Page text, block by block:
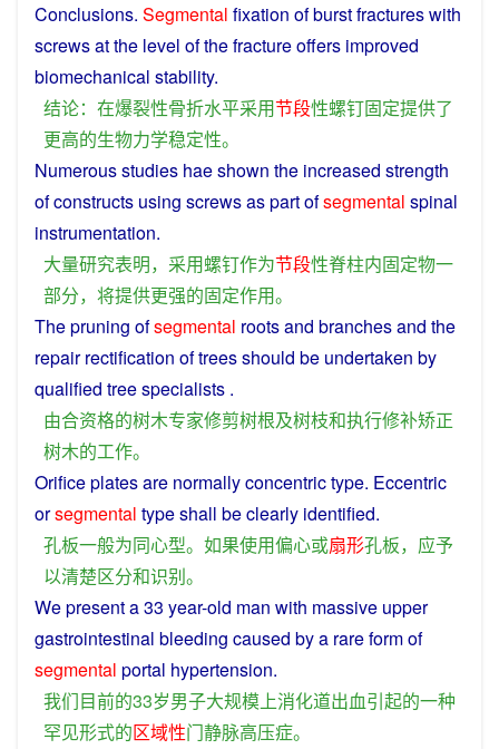
Conclusions. Segmental fixation ofburstfractureswith
screwsatthe level of thefractureoffers improved
biomechanical stability.
结论： 在爆裂性骨折水平采用节段性螺钉固定提供了
更高的生物力学稳定性。
Numerousstudies haeshown the increased strength
of constructs using screwsaspartofsegmental spinal
instrumentation.
大量研究表明， 采用螺钉作为节段性脊柱内固定物一
部分， 将提供更强的固定作用。
Thepruning ofsegmental rootsand branchesand the
repair rectification oftreesshould be undertaken by
qualified treespecialists .
由合资格的树木专家修剪树根及树枝和执行修补矫正
树木的工作。
Orificeplatesare normallyconcentrictype. Eccentric
orsegmental typeshall beclearly identified.
孔板一般为同心型。 如果使用偏心或扇形孔板， 应予
以清楚区分和识别。
Wepresenta33 year-old man with massive upper
gastrointestinal bleeding caused bya rareformof
segmental portal hypertension.
我们目前的33岁男子大规模上消化道出血引起的一种
罕见形式的区域性门静脉高压症。